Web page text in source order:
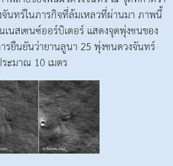
นทร์ในภารกิจที่ล้มเหลวที่ผ่านมา ภาพนี้
นสเซนซ์ออร์บิเตอร์ แสดงจุดพุ่งชนของ
รยืนยันว่ายานลูนา 25 พุ่งชนดวงจันทร์
ะมาณ 10 เมตร